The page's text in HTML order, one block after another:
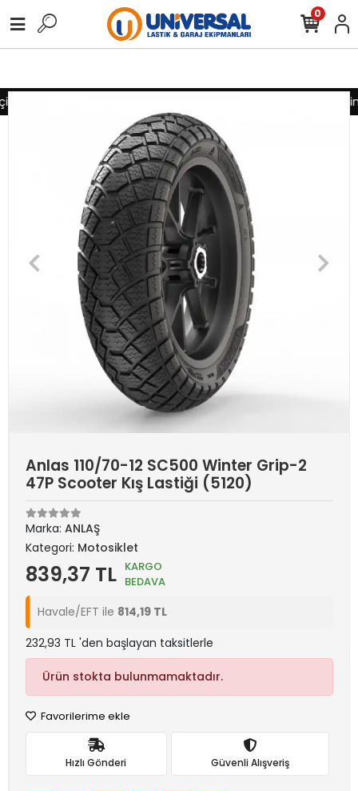
lütfen iletişime geçiniz Toptan alımlarınız için lütfen
0
Anlas 110/70-12 SC500 Winter Grip-2
47P Scooter Kış Lastiği (5120)
Marka: ANLAŞ
Kategori: Motosiklet
839,37 TL KARGO
BEDAVA
Havale/EFT ile 814,19 TL
232,93 TL 'den başlayan taksitlerle
Ürün stokta bulunmamaktadır.
Favorilerime ekle
Hızlı Gönderi Güvenli Alışveriş